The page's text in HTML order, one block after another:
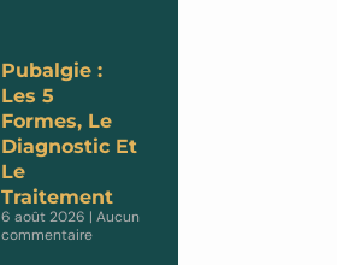
Pubalgie :
Les 5
Formes, Le
Diagnostic Et
Le
Traitement
6 août 2026
Aucun
commentaire